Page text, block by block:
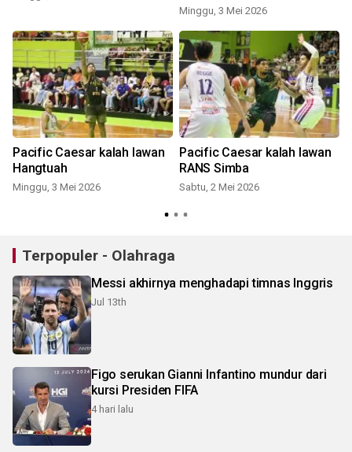
Minggu, 3 Mei 2026
Pacific Caesar kalah lawan
Hangtuah
Minggu, 3 Mei 2026
Pacific Caesar kalah lawan
RANS Simba
Sabtu, 2 Mei 2026
Terpopuler - Olahraga
Messi akhirnya menghadapi timnas Inggris
Jul 13th
Figo serukan Gianni Infantino mundur dari
kursi Presiden FIFA
4 hari lalu